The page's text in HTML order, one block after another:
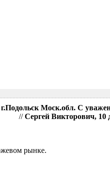
Моск.обл. С
//Сергей Викторович, 10
рынке.